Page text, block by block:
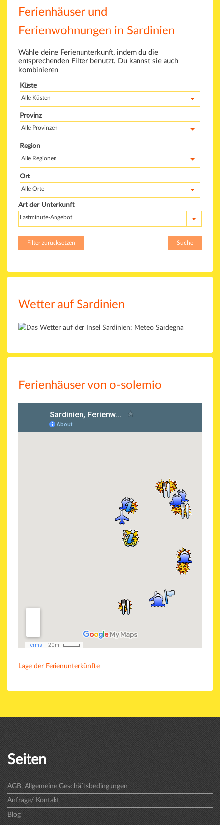
Ferienhäuser und
Ferienwohnungen in Sardinien
Wähle deine Ferienunterkunft, indem du die
entsprechenden Filter benutzt. Du kannst sie auch
kombinieren
Küste
Alle Küsten
Provinz
Alle Provinzen
Region
Alle Regionen
Ort
Alle Orte
Art der Unterkunft
Lastminute-Angebot
Filter zurücksetzen Suche
Wetter auf Sardinien
Ferienhäuser von o-solemio
Lage der Ferienunterkünfte
Seiten
AGB, Allgemeine Geschäftsbedingungen
Anfrage/ Kontakt
Blog